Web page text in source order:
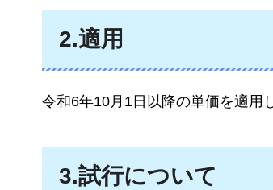
2.適用
令和6年10月1日以降の単価を適用
3.試行について